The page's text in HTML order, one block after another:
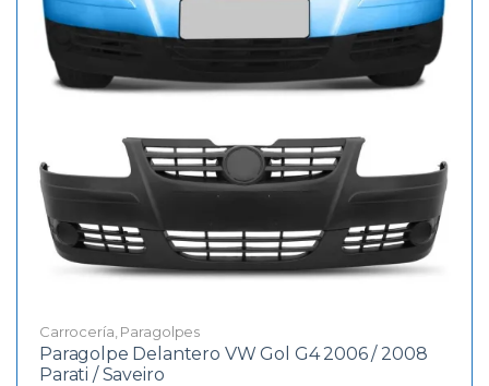
Carrocería Paragolpes
Paragolpe Delantero VW Gol G4 2006 / 2008
Parati / Saveiro